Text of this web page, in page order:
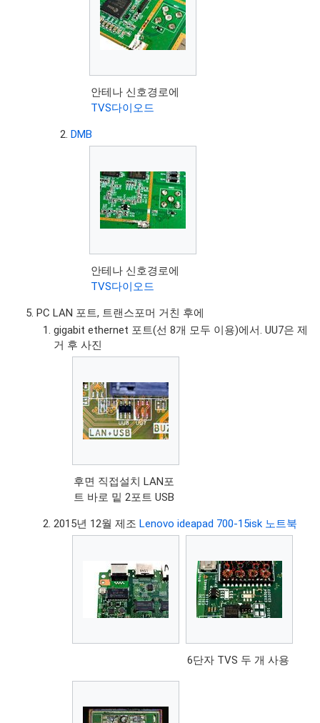
안테나 신호경로에
TVS다이오드
DMB
안테나 신호경로에
TVS다이오드
PC LAN 포트, 트랜스포머 거친 후에
gigabit ethernet 포트(선 8개 모두 이용)에서. UU7은 제
거 후 사진
후면 직접설치 LAN포
트 바로 밑 2포트 USB
2015년 12월 제조Lenovo ideapad 700-15isk 노트북
6단자 TVS 두 개 사용